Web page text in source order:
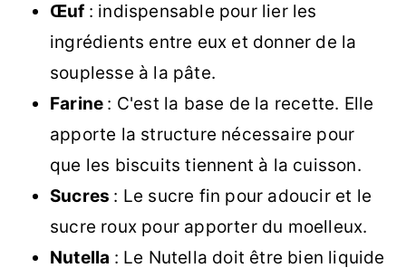
Œuf : indispensable pour lier les
ingrédients entre eux et donner de la
souplesse à la pâte.
Farine : C'est la base de la recette. Elle
apporte la structure nécessaire pour
que les biscuits tiennent à la cuisson.
Sucres : Le sucre fin pour adoucir et le
sucre roux pour apporter du moelleux.
Nutella : Le Nutella doit être bien liquide